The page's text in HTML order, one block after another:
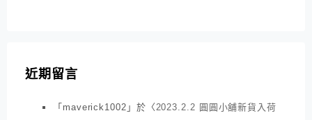
近期留言
「maverick1002 」於〈 2023.2.2 圓圓小舖新貨入荷